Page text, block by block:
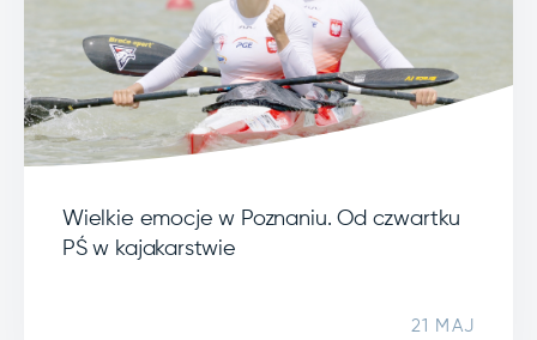
Wielkie emocje w Poznaniu. Od czwartku
PŚ w kajakarstwie
21 MAJ